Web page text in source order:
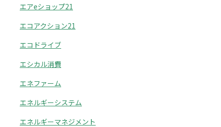
エアeショップ21
エコアクション21
エコドライブ
エシカル消費
エネファーム
エネルギーシステム
エネルギーマネジメント